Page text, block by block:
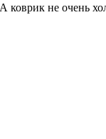
А коврик не очень